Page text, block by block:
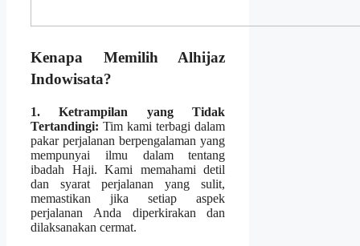
Kenapa Memilih Alhijaz
Indowisata?
1. Ketrampilan yang Tidak
Tertandingi: Tim kami terbagi dalam
pakar perjalanan berpengalaman yang
mempunyai ilmu dalam tentang
ibadah Haji. Kami memahami detil
dan syarat perjalanan yang sulit,
memastikan jika setiap aspek
perjalanan Anda diperkirakan dan
dilaksanakan cermat.